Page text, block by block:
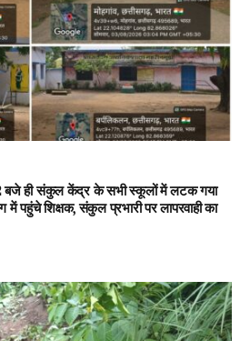
बजे ही संकुल केंद्र के सभी स्कूलों में लटक गया
में पहुंचे शिक्षक, संकुल प्रभारी पर लापरवाही का